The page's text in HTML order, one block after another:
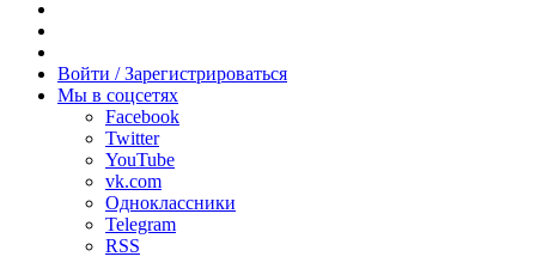
радио
Войти / Зарегистрироваться
Мы в соцсетях
Facebook
Twitter
YouTube
vk.com
Одноклассники
Telegram
RSS